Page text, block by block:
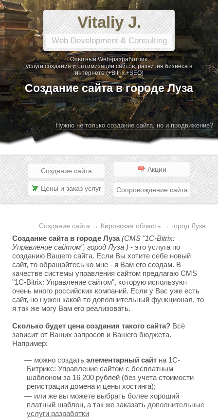
Vitaliy J.
Web Development & Consulting
Опытный Web-разработчик:
услуги создания и оптимизации сайтов, развития бизнеса в
интернете (+Bitrix +SEO)
Создание сайта в городе Луза
Нужно не только создание сайта, но и продвижение?
Создание сайта Акции
Цены и заказ услуг Сопровождение сайта
Создание сайта → Кировская область → город Луза
Создание сайта в городе Луза (CMS "1C-Bitrix:
Управление сайтом", город Луза ) - это услуга по
созданию Вашего сайта. Если Вы хотите себе новый
сайт, то обращайтесь ко мне - я Вам его создам. В
качестве системы управления сайтом предлагаю CMS
"1C-Bitrix: Управление сайтом", которую используют
очень много российских компаний. Если у Вас уже есть
сайт, но нужен какой-то дополнительный функционал, то
я так же могу Вам его реализовать.
Сколько будет цена создания такого сайта? Всё
зависит от Ваших запросов и Вашего бюджета.
Например:
можно создать элементарный сайт на 1С-
Битрикс: Управление сайтом с бесплатным
шаблоном за 16 200 рублей (без учета стоимости
регистрации домена и цены хостинга);
или же вы можете выбрать более хороший
платный шаблон, а так же заказать дополнительные
услуги разработки